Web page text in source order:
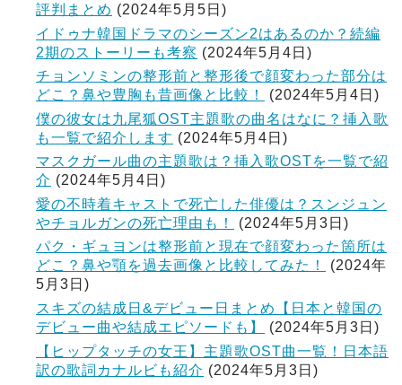
評判まとめ (2024年5月5日)
イドゥナ韓国ドラマのシーズン2はあるのか？続編
2期のストーリーも考察 (2024年5月4日)
チョンソミンの整形前と整形後で顔変わった部分は
どこ？鼻や豊胸も昔画像と比較！
(2024年5月4日)
僕の彼女は九尾狐OST主題歌の曲名はなに？挿入歌
も一覧で紹介します (2024年5月4日)
マスクガール曲の主題歌は？挿入歌OSTを一覧で紹
介 (2024年5月4日)
愛の不時着キャストで死亡した俳優は？スンジュン
やチョルガンの死亡理由も！
(2024年5月3日)
パク・ギュヨンは整形前と現在で顔変わった箇所は
どこ？鼻や顎を過去画像と比較してみた！
(2024年
5月3日)
スキズの結成日&デビュー日まとめ【日本と韓国の
デビュー曲や結成エピソードも】
(2024年5月3日)
【ヒップタッチの女王】主題歌OST曲一覧！日本語
訳の歌詞カナルビも紹介 (2024年5月3日)